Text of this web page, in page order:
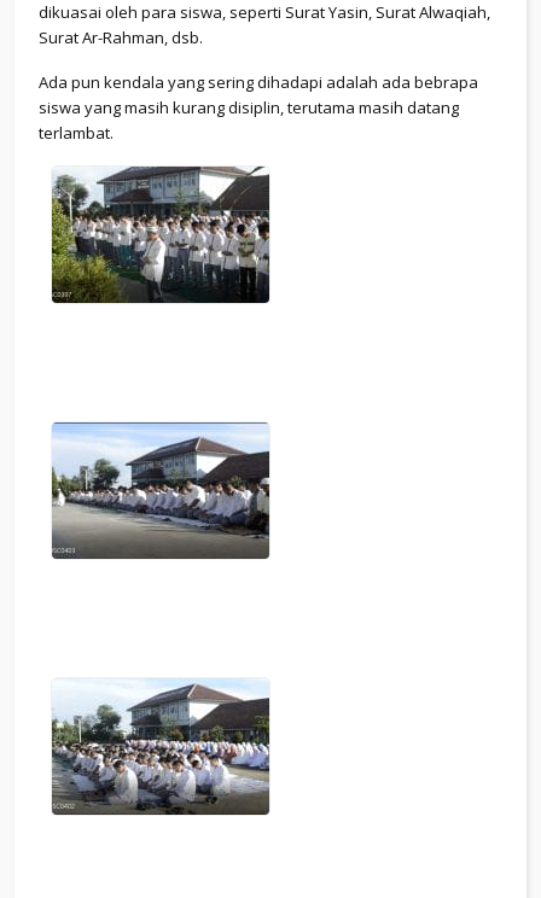
dikuasai oleh para siswa, seperti Surat Yasin, Surat Alwaqiah,
Surat Ar-Rahman, dsb.
Ada pun kendala yang sering dihadapi adalah ada bebrapa
siswa yang masih kurang disiplin, terutama masih datang
terlambat.